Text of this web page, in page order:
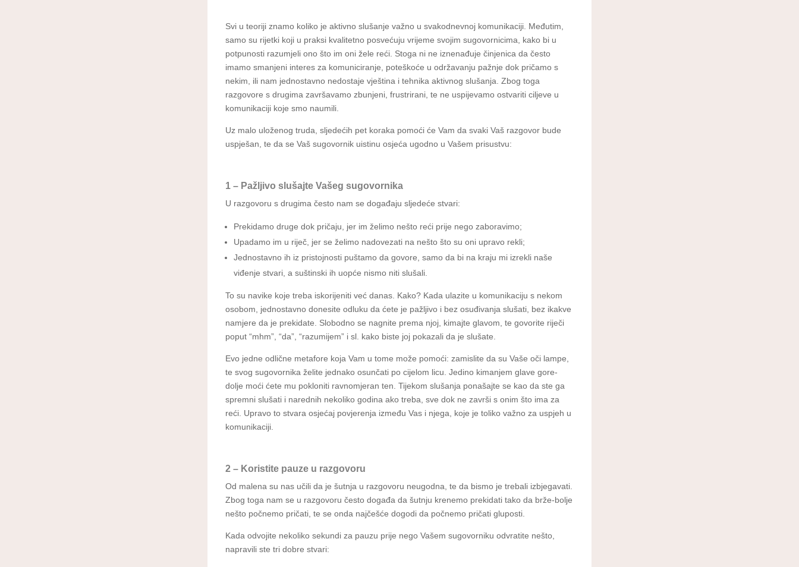
Svi u teoriji znamo koliko je aktivno slušanje važno u svakodnevnoj komunikaciji. Međutim,
samo su rijetki koji u praksi kvalitetno posvećuju vrijeme svojim sugovornicima, kako bi u
potpunosti razumjeli ono što im oni žele reći. Stoga ni ne iznenađuje činjenica da često
imamo smanjeni interes za komuniciranje, poteškoće u održavanju pažnje dok pričamo s
nekim, ili nam jednostavno nedostaje vještina i tehnika aktivnog slušanja. Zbog toga
razgovore s drugima završavamo zbunjeni, frustrirani, te ne uspijevamo ostvariti ciljeve u
komunikaciji koje smo naumili.
Uz malo uloženog truda, sljedećih pet koraka pomoći će Vam da svaki Vaš razgovor bude
uspješan, te da se Vaš sugovornik uistinu osjeća ugodno u Vašem prisustvu:
1 – Pažljivo slušajte Vašeg sugovornika
U razgovoru s drugima često nam se događaju sljedeće stvari:
Prekidamo druge dok pričaju, jer im želimo nešto reći prije nego zaboravimo;
Upadamo im u riječ, jer se želimo nadovezati na nešto što su oni upravo rekli;
Jednostavno ih iz pristojnosti puštamo da govore, samo da bi na kraju mi izrekli naše
viđenje stvari, a suštinski ih uopće nismo niti slušali.
To su navike koje treba iskorijeniti već danas. Kako? Kada ulazite u komunikaciju s nekom
osobom, jednostavno donesite odluku da ćete je pažljivo i bez osuđivanja slušati, bez ikakve
namjere da je prekidate. Slobodno se nagnite prema njoj, kimajte glavom, te govorite riječi
poput “mhm”, “da”, “razumijem” i sl. kako biste joj pokazali da je slušate.
Evo jedne odlične metafore koja Vam u tome može pomoći: zamislite da su Vaše oči lampe,
te svog sugovornika želite jednako osunčati po cijelom licu. Jedino kimanjem glave gore-
dolje moći ćete mu pokloniti ravnomjeran ten. Tijekom slušanja ponašajte se kao da ste ga
spremni slušati i narednih nekoliko godina ako treba, sve dok ne završi s onim što ima za
reći. Upravo to stvara osjećaj povjerenja između Vas i njega, koje je toliko važno za uspjeh u
komunikaciji.
2 – Koristite pauze u razgovoru
Od malena su nas učili da je šutnja u razgovoru neugodna, te da bismo je trebali izbjegavati.
Zbog toga nam se u razgovoru često događa da šutnju krenemo prekidati tako da brže-bolje
nešto počnemo pričati, te se onda najčešće dogodi da počnemo pričati gluposti.
Kada odvojite nekoliko sekundi za pauzu prije nego Vašem sugovorniku odvratite nešto,
napravili ste tri dobre stvari: